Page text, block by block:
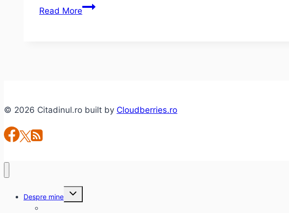
Read MoreEarworms.
© 2026 Citadinul.ro built by Cloudberries.ro
Despre mine
Toggle